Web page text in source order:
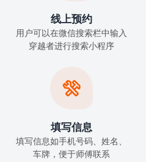
线上预约
用户可以在微信搜索栏中输入
穿越者进行搜索小程序

填写信息
填写信息如手机号码、姓名、
车牌，便于师傅联系